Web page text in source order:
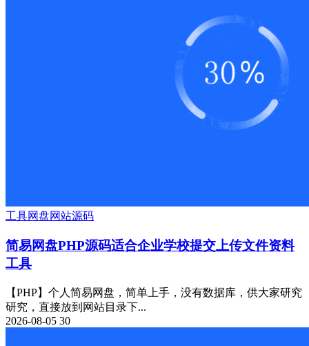
工具网盘网站源码
简易网盘PHP源码适合企业学校提交上传文件资料
工具
【PHP】个人简易网盘，简单上手，没有数据库，供大家研究
研究，直接放到网站目录下...
2026-08-05 30